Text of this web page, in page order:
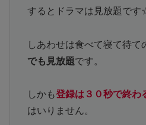
するとドラマは見放題で
しあわせは食べて寝て待て
でも見放題です。
しかも登録は３０秒で終わ
はいりません。